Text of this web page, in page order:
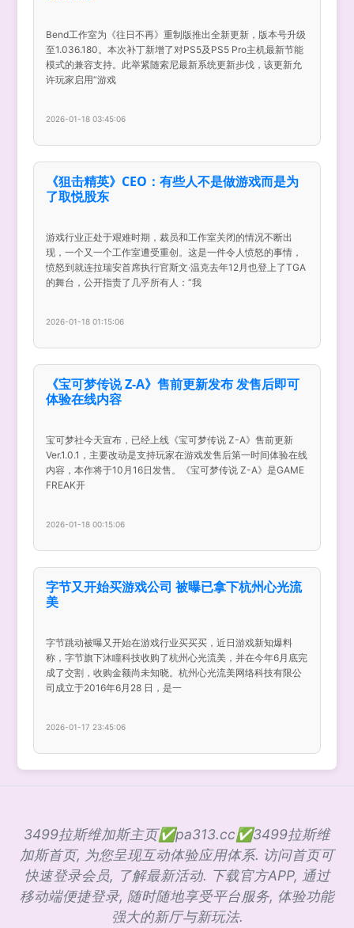
Bend工作室为《往日不再》重制版推出全新更新，版本号升级
至1.036.180。本次补丁新增了对PS5及PS5 Pro主机最新节能
模式的兼容支持。此举紧随索尼最新系统更新步伐，该更新允
许玩家启用“游戏
2026-01-18 03:45:06
《狙击精英》CEO：有些人不是做游戏而是为
了取悦股东
游戏行业正处于艰难时期，裁员和工作室关闭的情况不断出
现，一个又一个工作室遭受重创。这是一件令人愤怒的事情，
愤怒到就连拉瑞安首席执行官斯文·温克去年12月也登上了TGA
的舞台，公开指责了几乎所有人：“我
2026-01-18 01:15:06
《宝可梦传说 Z-A》售前更新发布 发售后即可
体验在线内容
宝可梦社今天宣布，已经上线《宝可梦传说 Z-A》售前更新
Ver.1.0.1，主要改动是支持玩家在游戏发售后第一时间体验在线
内容，本作将于10月16日发售。《宝可梦传说 Z-A》是GAME
FREAK开
2026-01-18 00:15:06
字节又开始买游戏公司 被曝已拿下杭州心光流
美
字节跳动被曝又开始在游戏行业买买买，近日游戏新知爆料
称，字节旗下沐瞳科技收购了杭州心光流美，并在今年6月底完
成了交割，收购金额尚未知晓。杭州心光流美网络科技有限公
司成立于2016年6月28 日，是一
2026-01-17 23:45:06
3499拉斯维加斯主页✅pa313.cc✅3499拉斯维
加斯首页, 为您呈现互动体验应用体系. 访问首页可
快速登录会员, 了解最新活动. 下载官方APP, 通过
移动端便捷登录, 随时随地享受平台服务, 体验功能
强大的新厅与新玩法.